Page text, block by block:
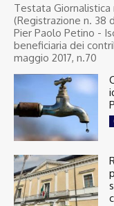
Testata
(Registrazione n. 38
Pier Paolo Petino -
beneficiaria dei
maggio 2017, n.70